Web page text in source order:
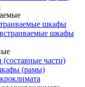
шкафы
шкафы
части)
(рамы)